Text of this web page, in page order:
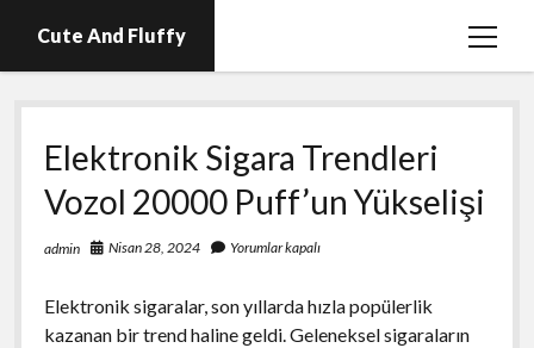
Cute And Fluffy
menüyü
En İyi Telegram Abone Hilesi Ücretsiz
Igtv Beğeni Atma Hilesi Bedava
Igtv Izlenme Arttırma Hilesi Parasız
Instagram Bot Hesap Ne Demek?
Sayfa Listesi
Elektronik Sigara Trendleri
Vozol 20000 Puff’un Yükselişi
admin Nisan 28, 2024 Yorumlar kapalı
Elektronik sigaralar, son yıllarda hızla popülerlik
kazanan bir trend haline geldi. Geleneksel sigaraların